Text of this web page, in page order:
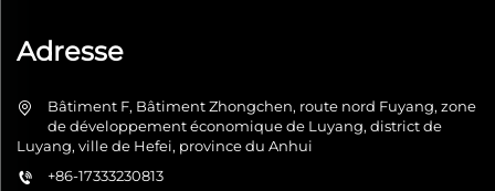
Adresse
Bâtiment F, Bâtiment Zhongchen, route nord Fuyang, zone
de développement économique de Luyang, district de
Luyang, ville de Hefei, province du Anhui
+86-17333230813